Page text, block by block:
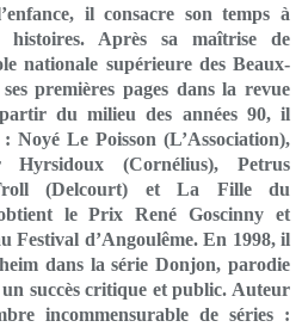
il consacre son temps à
histoires. Après sa maîtrise de
nationale supérieure des Beaux-
premières pages dans la revue
du milieu des années 90, il
Noyé Le Poisson (L’Association),
Hyrsidoux (Cornélius), Petrus
(Delcourt) et La Fille du
le Prix René Goscinny et
Festival d’Angoulême. En 1998, il
dans la série Donjon, parodie
succès critique et public. Auteur
incommensurable de séries :